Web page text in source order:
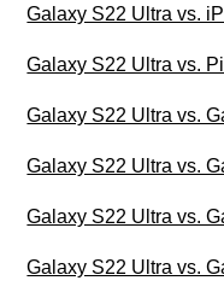
Galaxy S22 Ultra vs.
Galaxy S22 Ultra vs.
Galaxy S22 Ultra vs.
Galaxy S22 Ultra vs.
Galaxy S22 Ultra vs.
Galaxy S22 Ultra vs.